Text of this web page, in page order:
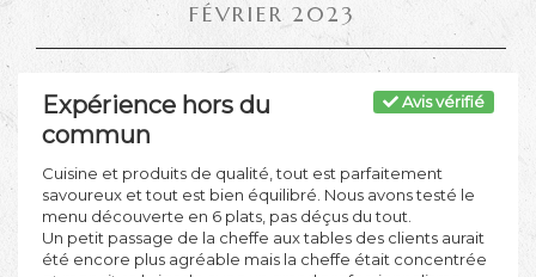
FÉVRIER 2023
Avis vérifié
Expérience hors du
commun
Cuisine et produits de qualité, tout est parfaitement
savoureux et tout est bien équilibré. Nous avons testé le
menu découverte en 6 plats, pas déçus du tout.
Un petit passage de la cheffe aux tables des clients aurait
été encore plus agréable mais la cheffe était concentrée